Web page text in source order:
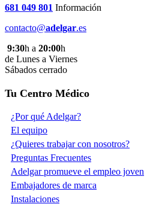
681 049 801 Información
contacto@adelgar.es
9:30h a 20:00h
de Lunes a Viernes
Sábados cerrado
Tu Centro Médico
¿Por qué Adelgar?
El equipo
¿Quieres trabajar con nosotros?
Preguntas Frecuentes
Adelgar promueve el empleo joven
Embajadores de marca
Instalaciones